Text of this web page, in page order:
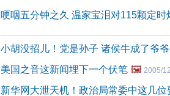
哽咽五分钟之久 温家宝泪对115颗定时
小胡没招儿！党是孙子 诸侯牛成了爷爷
美国之音这新闻埋下一个伏笔 🖼️ 2005/
新华网大泄天机！政治局常委中这几位